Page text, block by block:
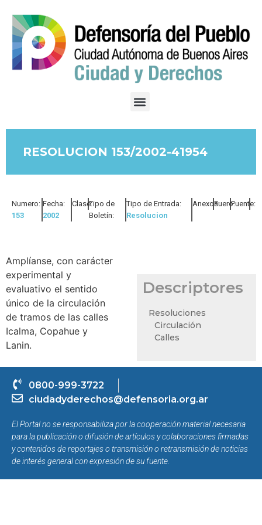
RESOLUCION 153/2002-41954
Numero:
153
Fecha:
2002
Clase:Tipo de
Boletín:
Tipo de Entrada:
Resolucion
Anexos:Fuero:Fuente:
Amplíanse, con carácter
experimental y
evaluativo el sentido
único de la circulación
de tramos de las calles
Icalma, Copahue y
Lanin.
Descriptores
Resoluciones
Circulación
Calles
0800-999-3722
ciudadyderechos@defensoria.org.ar
El Portal no se responsabiliza por la cooperación material necesaria
para la publicación o difusión de artículos y colaboraciones firmadas
y contenidos de reportajes o transmisión o retransmisión de noticias
de interés general con expresión de su fuente.